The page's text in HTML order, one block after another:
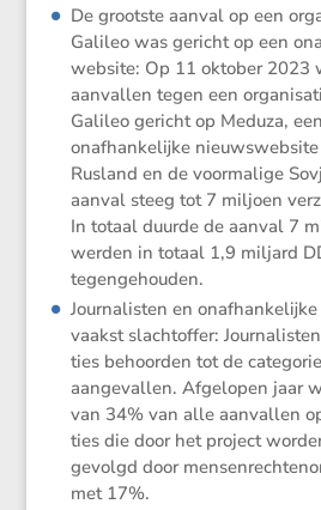
De grootste aanval op een
Galileo was gericht op een
web­site: Op 11 oktober 2023
aanvallen tegen een
Galileo gericht op Meduza,
onafhan­ke­lijke
Rusland en de voorma­lige
aanval steeg tot 7 miljoen
In totaal duurde de aanval 7
werden in totaal 1,9 miljard
tegengehouden.
Journa­listen en
vaakst slacht­offer:
ties behoorden tot de
aange­vallen. Afgelopen jaar
van 34% van alle aanvallen
ties die door het project
gevolgd door
met 17%.